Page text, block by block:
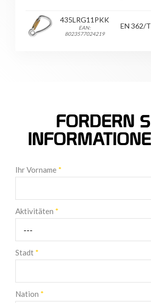
435LRG11PKK
EAN:
8023577024219
EN 362/T
FORDERN
Ihr Vorname *
Aktivitäten *
Stadt *
Nation *